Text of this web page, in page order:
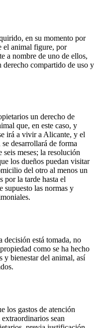
en su momento por
el animal figure, por
a nombre de uno de ellos,
derecho compartido de uso y
un derecho de
que, en este caso, y
irá a vivir a Alicante, y el
desarrollará de forma
meses; la resolución
los dueños puedan visitar
del otro al menos un
por la tarde hasta el
supuesto las normas y
decisión está tomada, no
como se ha hecho
y bienestar del animal, así
los gastos de atención
sean